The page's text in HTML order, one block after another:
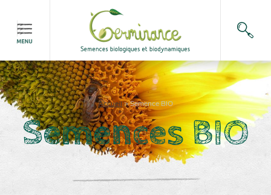
Accueil>Semence BIO
Semences BIO